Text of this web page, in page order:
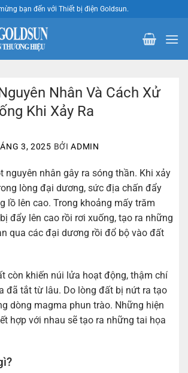
bạn đến với Thiết bị điện Goldsun.
Nhân Và Cách Xử
Khi Xảy Ra
3, 2025 BỞIADMIN
nguyên nhân gây ra sóng thần. Khi xảy
lòng đại dương, sức địa chấn đẩy
lồ lên cao. Trong khoảng mấy trăm
đẩy lên cao rồi rơi xuống, tạo ra những
qua các đại dương rồi đổ bộ vào đất
còn khiến núi lửa hoạt động, thậm chí
đã tắt từ lâu. Do lòng đất bị nứt ra tạo
dòng magma phun trào. Những hiện
hợp với nhau sẽ tạo ra những tai họa